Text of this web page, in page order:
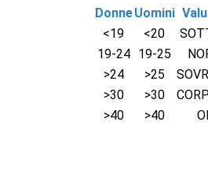
DonneUomini
<19
<20
19-24
19-25
>24
>25
>30
>30
>40
>40